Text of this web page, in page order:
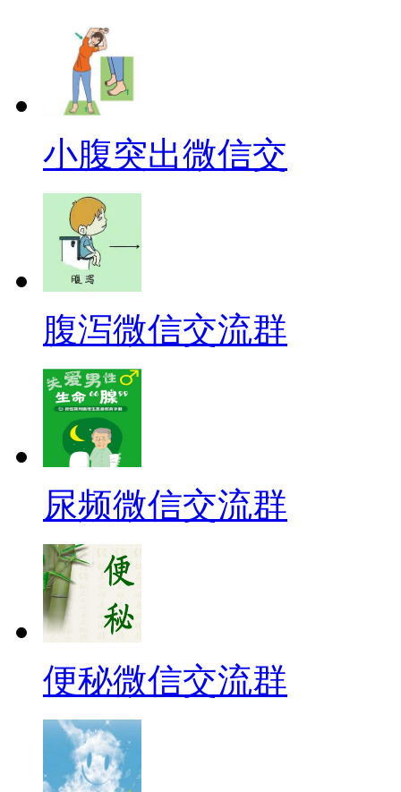
小腹突出微信交
腹泻微信交流群
尿频微信交流群
便秘微信交流群